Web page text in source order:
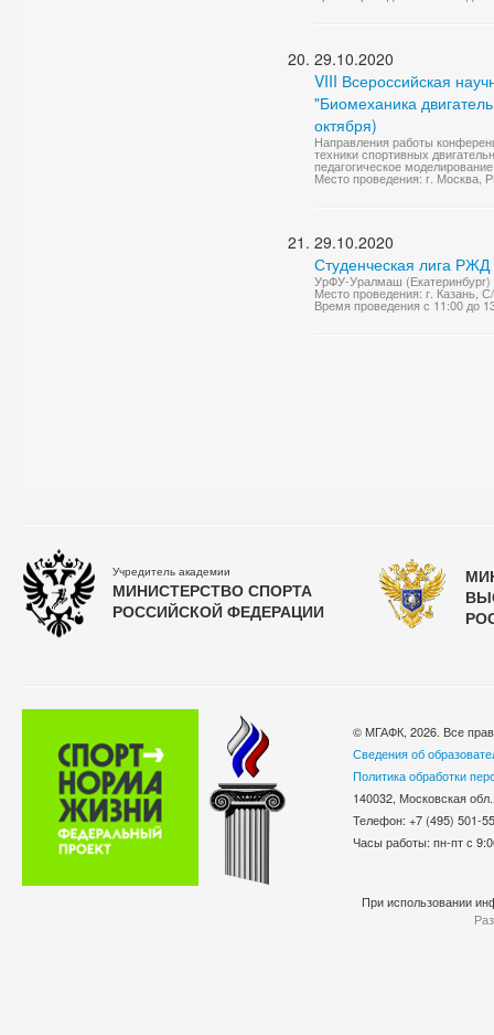
29.10.2020
VIII Всероссийская
"Биомеханика
октября)
Направления работы
техники спортивных
педагогическое
Место проведения: г. Москва,
29.10.2020
Студенческая лига
УрФУ-Уралмаш
Место проведения: г. Казань,
Время проведения с 11:00 до
Учредитель академии
МИНИСТЕРСТВО СПОРТА
РОССИЙСКОЙ ФЕДЕРАЦИИ
© МГАФК, 2026. Все
Сведения об
Политика обработки
140032, Московская
Телефон: +7 (495)
Часы работы: пн-пт с
При использовании